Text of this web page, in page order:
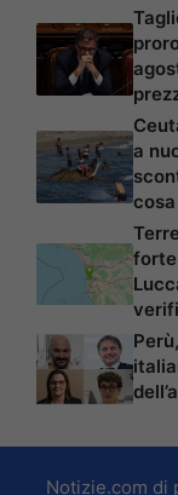
a
forte
Notizie.com di